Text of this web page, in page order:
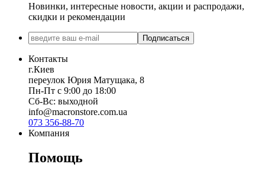
Новинки, интересные новости, акции и распродажи,
скидки и рекомендации
Подписаться
Контакты
г.Киев
переулок Юрия Матущака, 8
Пн-Пт с 9:00 до 18:00
Сб-Вс: выходной
info@macronstore.com.ua
073 356-88-70
Компания
Помощь